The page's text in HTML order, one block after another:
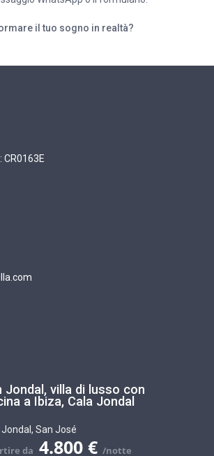
il tuo sogno in realtà?
CR0163E
Jondal, villa di lusso con
a Ibiza, Cala Jondal
Jondal,San José
4.800 €